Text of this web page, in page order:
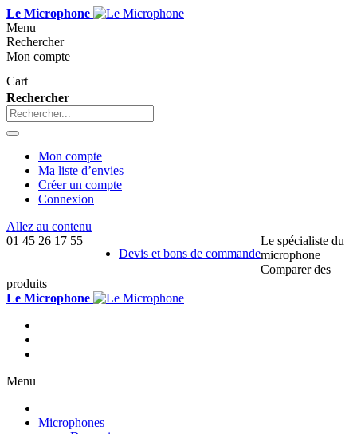
Le Microphone
Menu
Rechercher
Mon compte
Cart
Rechercher
Mon compte
Ma liste d’envies
Créer un compte
Connexion
Allez au contenu
01 45 26 17 55
Devis et bons de commande
Le spécialiste du
microphone
Comparer des
produits
Le Microphone
Menu
Microphones